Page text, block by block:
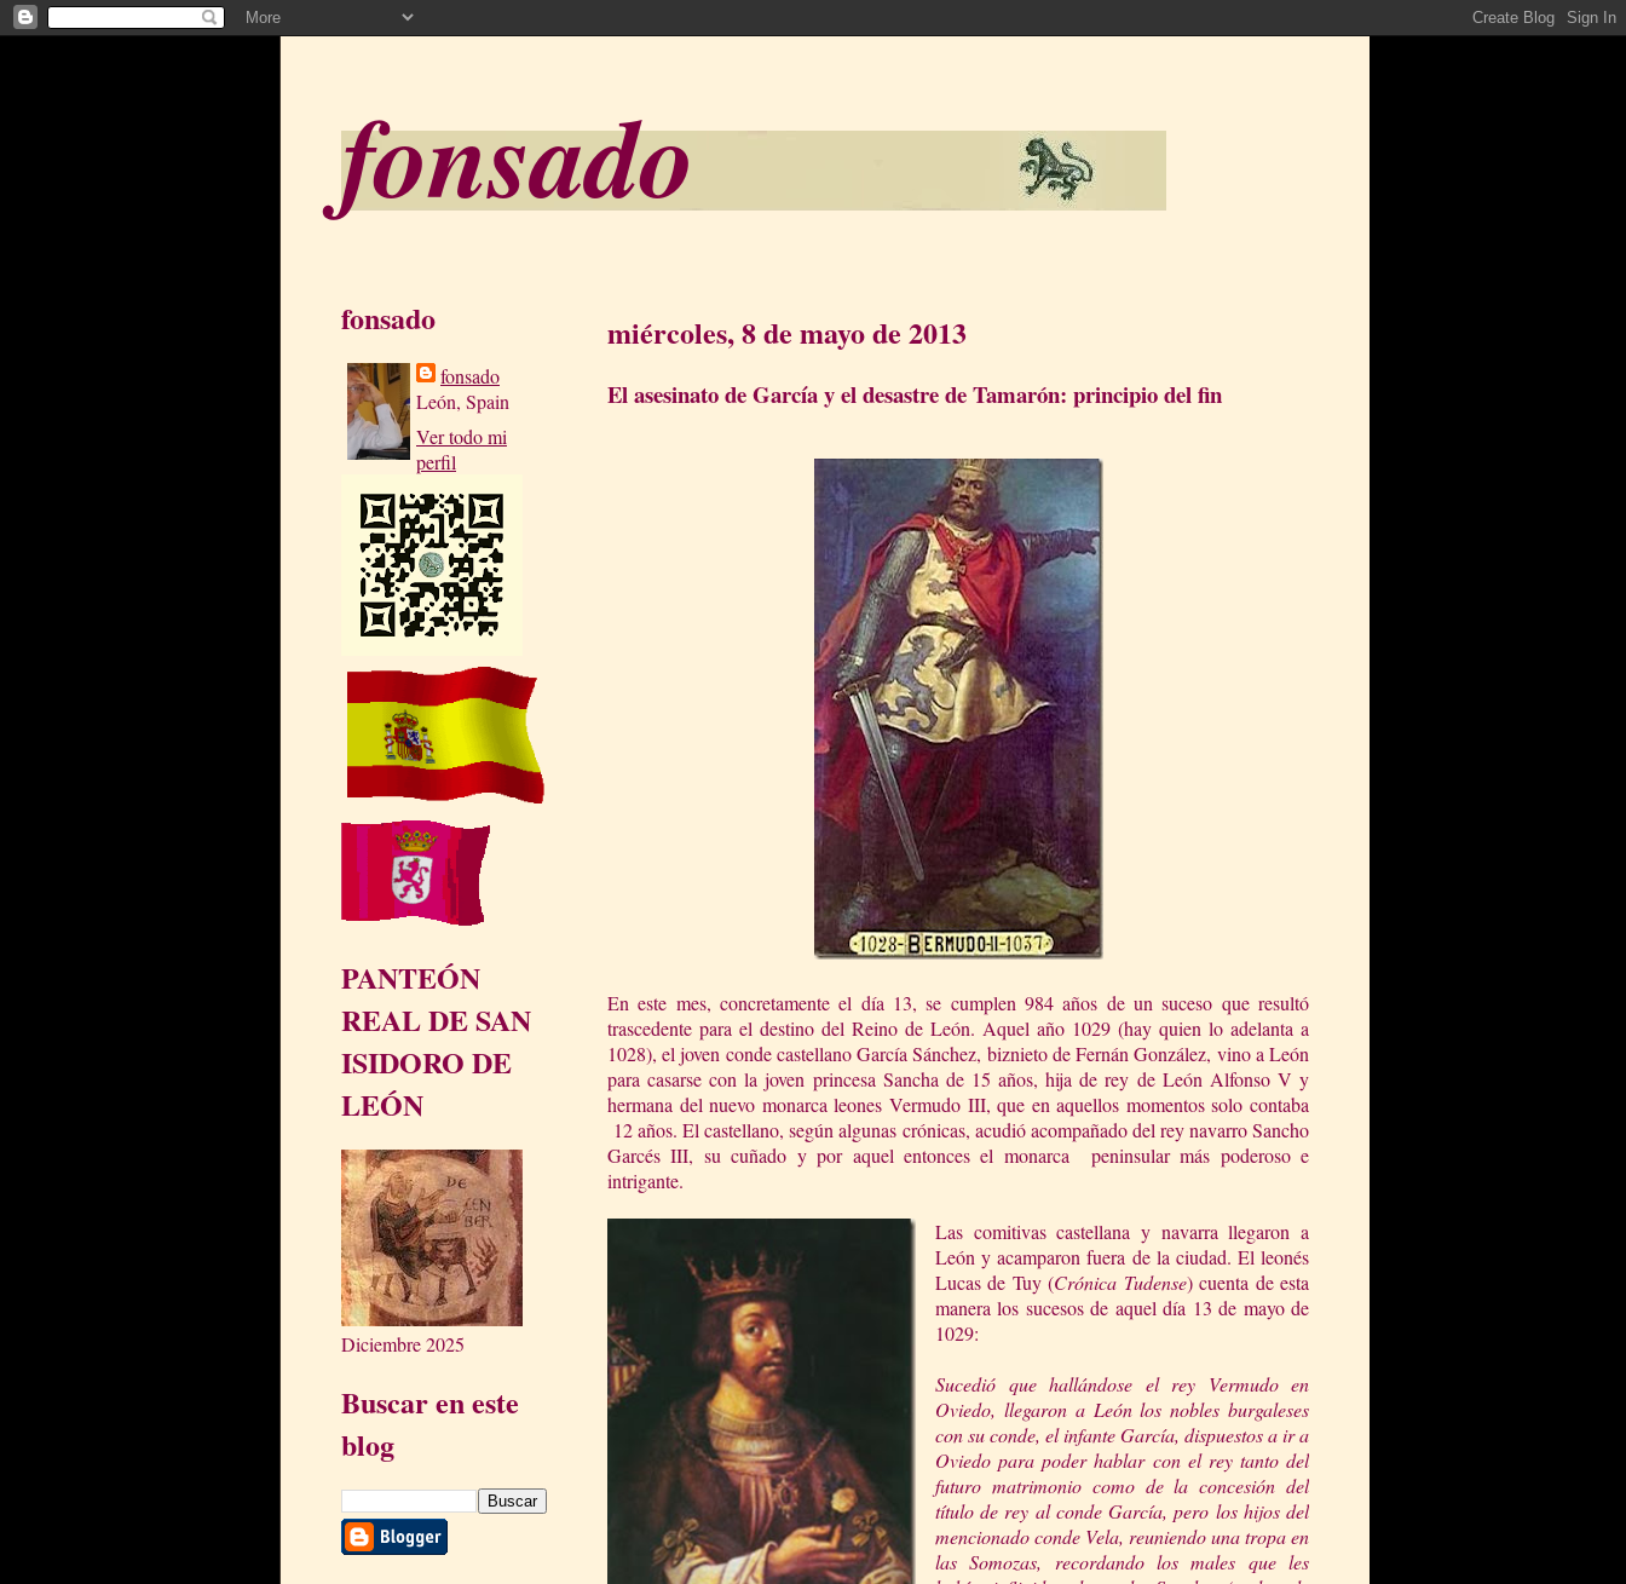
fonsado
fonsado
fonsado
León, Spain
Ver todo mi
perfil
PANTEÓN
REAL DE SAN
ISIDORO DE
LEÓN
Diciembre 2025
Buscar en este
blog
miércoles, 8 de mayo de 2013
El asesinato de García y el desastre de Tamarón: principio del fin
En este mes, concretamente el día 13, se cumplen 984 años de un suceso que resultó
trascedente para el destino del Reino de León. Aquel año 1029 (hay quien lo adelanta a
1028), el joven conde castellano García Sánchez, biznieto de Fernán González, vino a León
para casarse con la joven princesa Sancha de 15 años, hija de rey de León Alfonso V y
hermana del nuevo monarca leones Vermudo III, que en aquellos momentos solo contaba
12 años. El castellano, según algunas crónicas, acudió acompañado del rey navarro Sancho
Garcés III, su cuñado y por aquel entonces el monarca peninsular más poderoso e
intrigante.
Las comitivas castellana y navarra llegaron a
León y acamparon fuera de la ciudad. El leonés
Lucas de Tuy (Crónica Tudense) cuenta de esta
manera los sucesos de aquel día 13 de mayo de
1029:
Sucedió que hallándose el rey Vermudo en
Oviedo, llegaron a León los nobles burgaleses
con su conde, el infante García, dispuestos a ir a
Oviedo para poder hablar con el rey tanto del
futuro matrimonio como de la concesión del
título de rey al conde García, pero los hijos del
mencionado conde Vela, reuniendo una tropa en
las Somozas, recordando los males que les